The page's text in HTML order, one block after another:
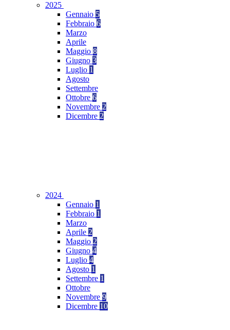
2025
Gennaio 5
Febbraio 6
Marzo
Aprile
Maggio 8
Giugno 3
Luglio 1
Agosto
Settembre
Ottobre 6
Novembre 2
Dicembre 2
2024
Gennaio 1
Febbraio 1
Marzo
Aprile 2
Maggio 2
Giugno 4
Luglio 4
Agosto 1
Settembre 1
Ottobre
Novembre 9
Dicembre 10